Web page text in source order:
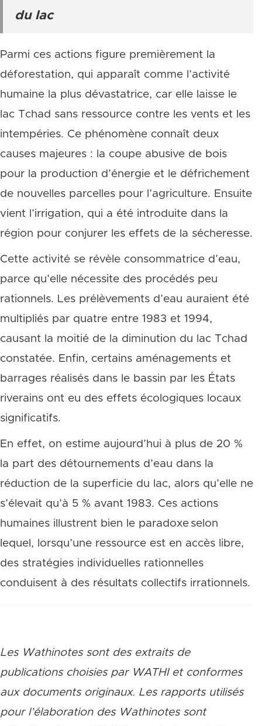
du lac
Parmi ces actions figure premièrement la
déforestation, qui apparaît comme l’activité
humaine la plus dévastatrice, car elle laisse le
lac Tchad sans ressource contre les vents et les
intempéries. Ce phénomène connaît deux
causes majeures : la coupe abusive de bois
pour la production d’énergie et le défrichement
de nouvelles parcelles pour l’agriculture. Ensuite
vient l’irrigation, qui a été introduite dans la
région pour conjurer les effets de la sécheresse.
Cette activité se révèle consommatrice d’eau,
parce qu’elle nécessite des procédés peu
rationnels. Les prélèvements d’eau auraient été
multipliés par quatre entre 1983 et 1994,
causant la moitié de la diminution du lac Tchad
constatée. Enfin, certains aménagements et
barrages réalisés dans le bassin par les États
riverains ont eu des effets écologiques locaux
significatifs.
En effet, on estime aujourd’hui à plus de 20 %
la part des détournements d’eau dans la
réduction de la superficie du lac, alors qu’elle ne
s’élevait qu’à 5 % avant 1983. Ces actions
humaines illustrent bien le paradoxe selon
lequel, lorsqu’une ressource est en accès libre,
des stratégies individuelles rationnelles
conduisent à des résultats collectifs irrationnels.
Les Wathinotes sont des extraits de
publications choisies par WATHI et conformes
aux documents originaux. Les rapports utilisés
pour l’élaboration des Wathinotes sont